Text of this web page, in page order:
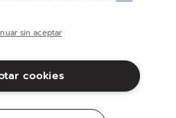
sin aceptar
cookies